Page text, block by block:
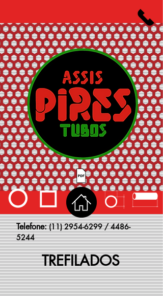
Telefone: (11) 2954-6299/4486-
5244
TREFILADOS